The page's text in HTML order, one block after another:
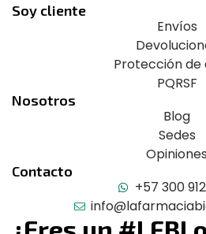
Soy cliente
Envíos
Protección de
PQRSF
Nosotros
Blog
Sedes
Opiniones
Contacto
+57 300